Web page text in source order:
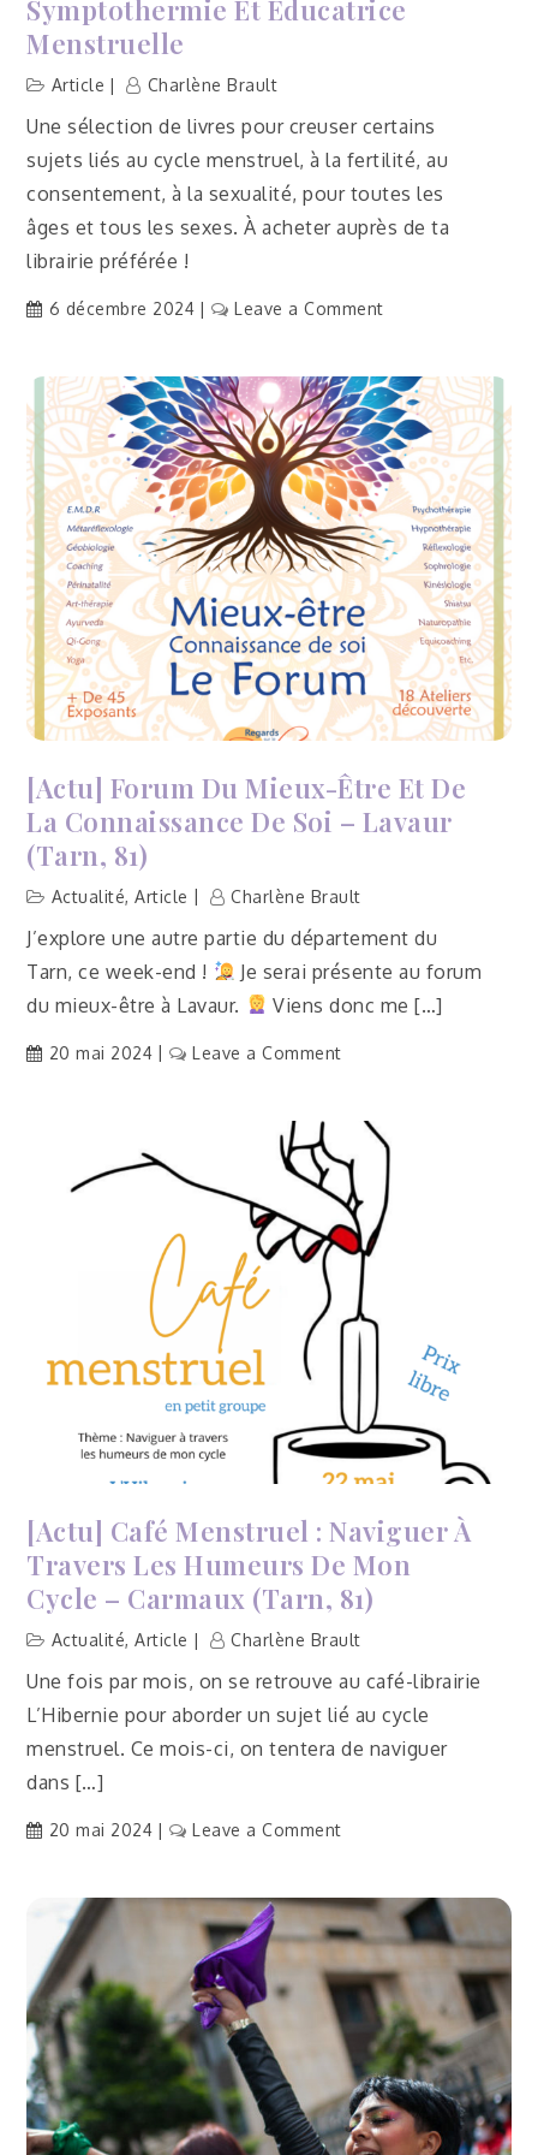
Symptothermie Et Éducatrice
Menstruelle
Article Charlène Brault
Une sélection de livres pour creuser certains
sujets liés au cycle menstruel, à la fertilité, au
consentement, à la sexualité, pour toutes les
âges et tous les sexes. À acheter auprès de ta
librairie préférée !
6 décembre 2024 Leave a Commenton
formatrice
en
symptothermie
et
éducatrice
menstruelle
[Actu] Forum Du Mieux-Être Et De
La Connaissance De Soi – Lavaur
(Tarn, 81)
Actualité,Article Charlène Brault
J’explore une autre partie du département du
Tarn, ce week-end !
Je serai présente au forum
du mieux-être à Lavaur.
Viens donc me […]
20 mai 2024 Leave a Commenton
Mieux-
être
et
de
connaissance
de
Lavaur
(Tarn,
81)
[Actu] Café Menstruel : Naviguer À
Travers Les Humeurs De Mon
Cycle – Carmaux (Tarn, 81)
Actualité,Article Charlène Brault
Une fois par mois, on se retrouve au café-librairie
L’Hibernie pour aborder un sujet lié au cycle
menstruel. Ce mois-ci, on tentera de naviguer
dans […]
20 mai 2024 Leave a Commenton
menstruel
:
Naviguer
travers
les
humeurs
de
mon